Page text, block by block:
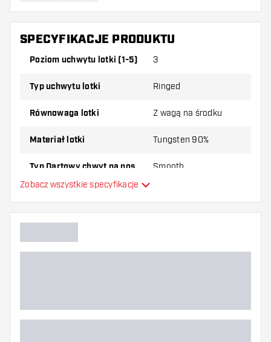
SPECYFIKACJE PRODUKTU
Poziom uchwytu lotki (1-5) 3
Typ uchwytu lotki Ringed
Równowaga lotki Z wagą na środku
Materiał lotki Tungsten 90%
Typ Dartowy chwyt na nos Smooth
Kolor lotki
Zobacz wszystkie specyfikacje